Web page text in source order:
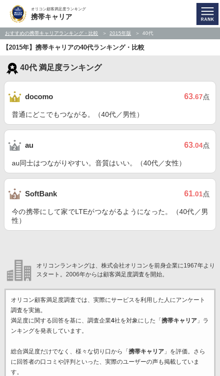
オリコン顧客満足度ランキング
携帯キャリア
おすすめの携帯キャリアランキング・比較 2015年版 40代
【2015年】携帯キャリアの40代ランキング・比較
40代 満足度ランキング
docomo 63.67点
普通にどこでもつながる。（40代／男性）
au 63.04点
au同士はつながりやすい。音質はいい。（40代／女性）
SoftBank 61.01点
今の携帯にして家でLTEがつながるようになった。（40代／男
性）
オリコンランキングは、株式会社オリコンを前身企業に1967年より
スタート。2006年からは顧客満足度調査を開始。
オリコン顧客満足度調査では、実際にサービスを利用した 人にアンケート
調査を実施。
満足度に関する回答を基に、調査企業4社を対象にした「 携帯キャリア」ラ
ンキングを発表しています。
総合満足度だけでなく、様々な切り口から「 携帯キャリア」を評価。さら
に回答者の口コミや評判といった、実際のユーザーの声も掲載していま
す。